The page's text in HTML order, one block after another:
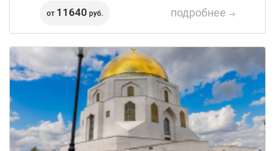
от 11640 руб. подробнее